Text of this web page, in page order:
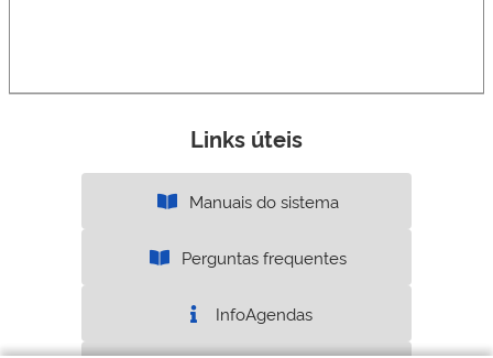
Links úteis
Manuais do sistema
Perguntas frequentes
InfoAgendas